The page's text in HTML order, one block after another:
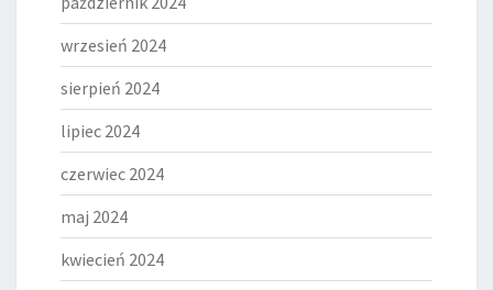
wrzesień 2024
sierpień 2024
lipiec 2024
czerwiec 2024
maj 2024
kwiecień 2024